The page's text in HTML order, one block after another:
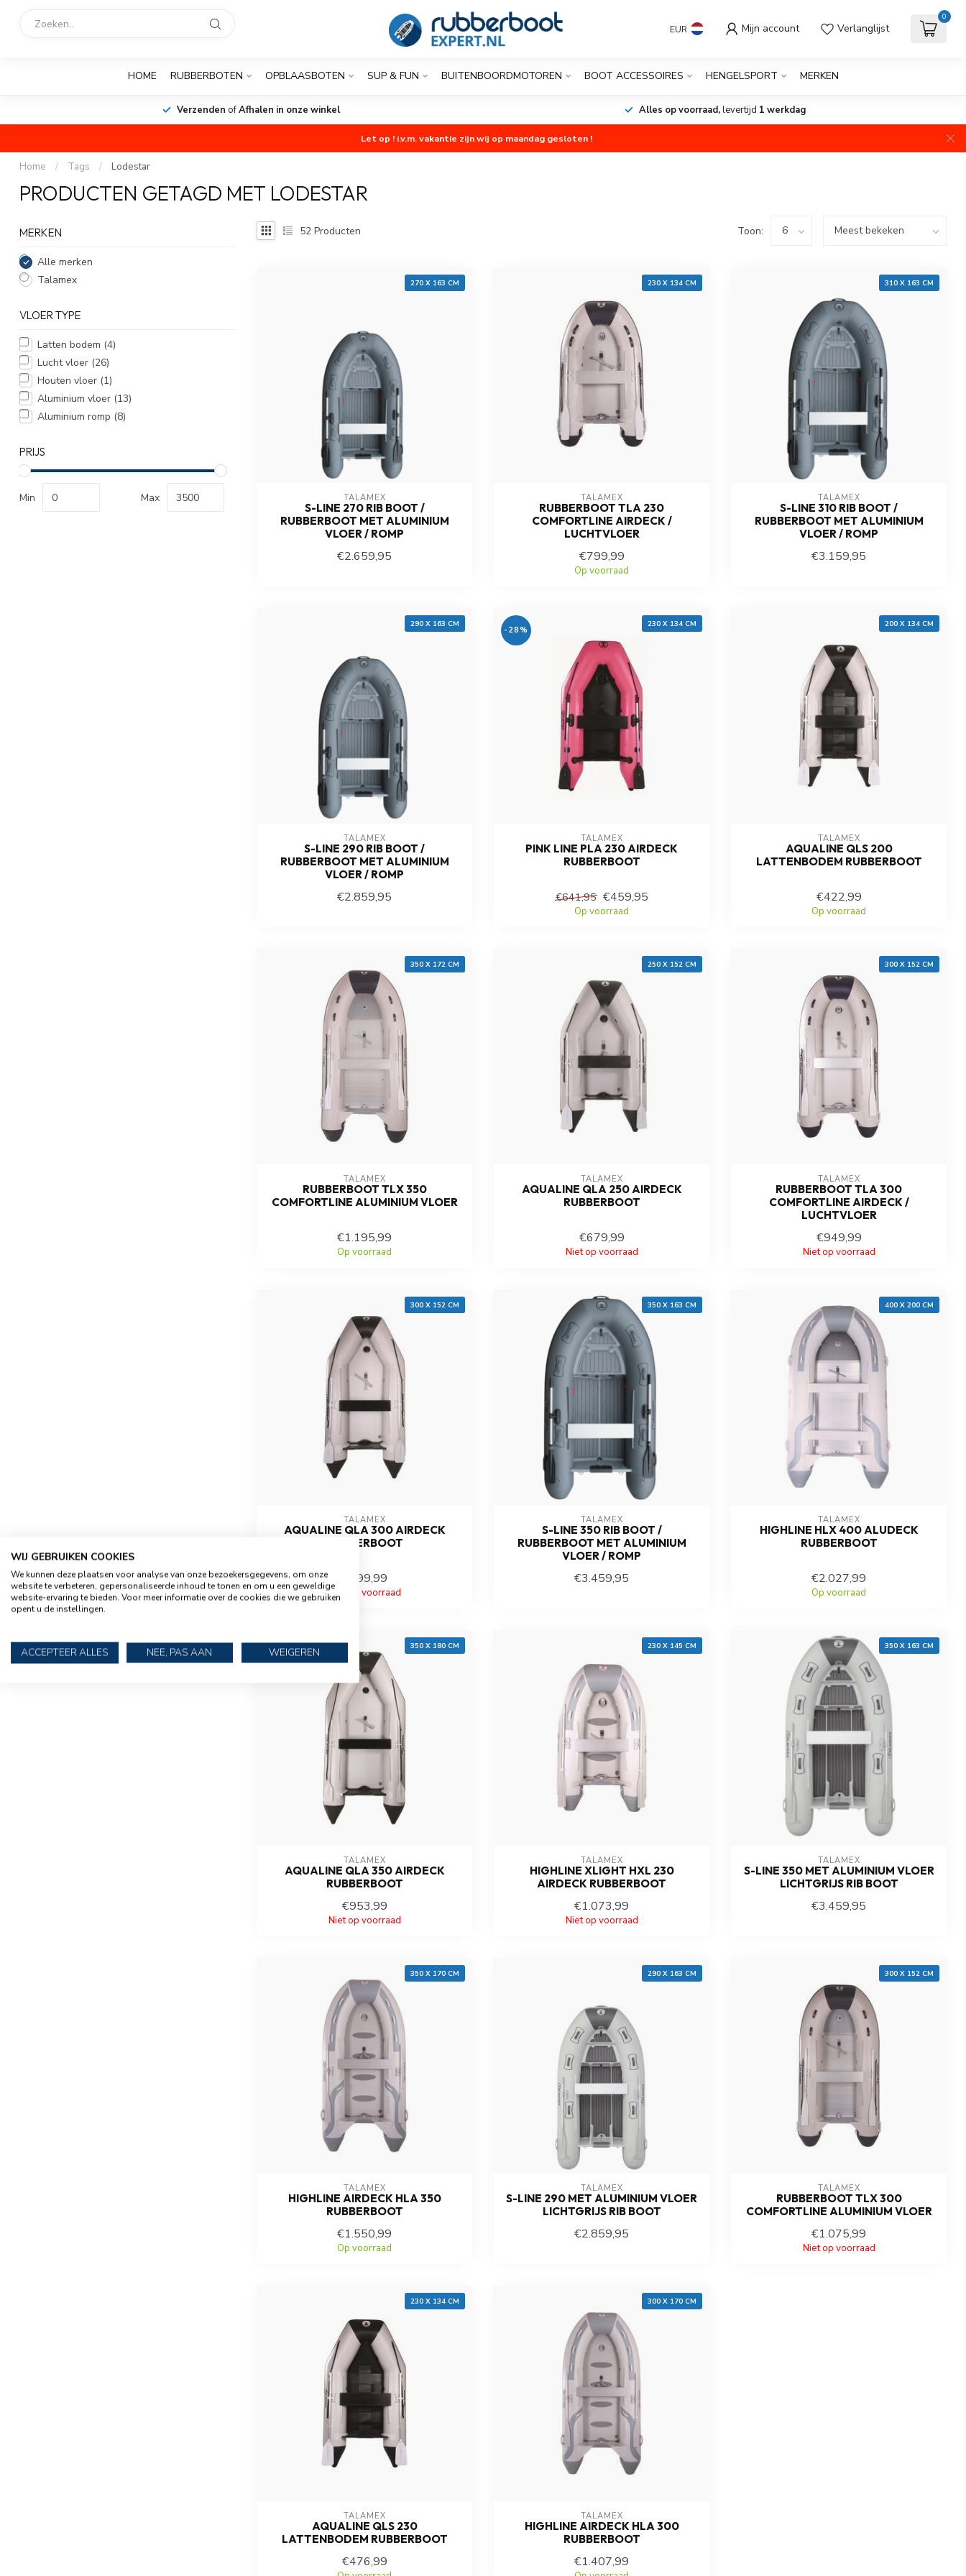
EUR Mijn account Verlanglijst
0
HOME RUBBERBOTEN OPBLAASBOTEN SUP & FUN BUITENBOORDMOTOREN BOOT ACCESSOIRES HENGELSPORT MERKEN
Verzenden ofAfhalen in onze winkel Alles op voorraad,levertijd 1 werkdag
Let op ! i.v.m. vakantie zijn wij op maandag gesloten !
Home / Tags / Lodestar
PRODUCTEN GETAGD MET LODESTAR
MERKEN
Alle merken
Talamex
VLOER TYPE
Latten bodem (4)
Lucht vloer (26)
Houten vloer (1)
Aluminium vloer (13)
Aluminium romp (8)
PRIJS
Min Max
52 Producten Toon:
270 X 163 CM
TALAMEX
S-LINE 270 RIB BOOT /
RUBBERBOOT MET ALUMINIUM
VLOER / ROMP
€2.659,95
230 X 134 CM
TALAMEX
RUBBERBOOT TLA 230
COMFORTLINE AIRDECK /
LUCHTVLOER
€799,99
Op voorraad
310 X 163 CM
TALAMEX
S-LINE 310 RIB BOOT /
RUBBERBOOT MET ALUMINIUM
VLOER / ROMP
€3.159,95
290 X 163 CM
TALAMEX
S-LINE 290 RIB BOOT /
RUBBERBOOT MET ALUMINIUM
VLOER / ROMP
€2.859,95
230 X 134 CM
-28%
TALAMEX
PINK LINE PLA 230 AIRDECK
RUBBERBOOT
€641,95 €459,95
Op voorraad
200 X 134 CM
TALAMEX
AQUALINE QLS 200
LATTENBODEM RUBBERBOOT
€422,99
Op voorraad
350 X 172 CM
TALAMEX
RUBBERBOOT TLX 350
COMFORTLINE ALUMINIUM VLOER
€1.195,99
Op voorraad
250 X 152 CM
TALAMEX
AQUALINE QLA 250 AIRDECK
RUBBERBOOT
€679,99
Niet op voorraad
300 X 152 CM
TALAMEX
RUBBERBOOT TLA 300
COMFORTLINE AIRDECK /
LUCHTVLOER
€949,99
Niet op voorraad
300 X 152 CM
TALAMEX
AQUALINE QLA 300 AIRDECK
RUBBERBOOT
€799,99
Niet op voorraad
350 X 163 CM
TALAMEX
S-LINE 350 RIB BOOT /
RUBBERBOOT MET ALUMINIUM
VLOER / ROMP
€3.459,95
400 X 200 CM
TALAMEX
HIGHLINE HLX 400 ALUDECK
RUBBERBOOT
€2.027,99
Op voorraad
350 X 180 CM
TALAMEX
AQUALINE QLA 350 AIRDECK
RUBBERBOOT
€953,99
Niet op voorraad
230 X 145 CM
TALAMEX
HIGHLINE XLIGHT HXL 230
AIRDECK RUBBERBOOT
€1.073,99
Niet op voorraad
350 X 163 CM
TALAMEX
S-LINE 350 MET ALUMINIUM VLOER
LICHTGRIJS RIB BOOT
€3.459,95
350 X 170 CM
TALAMEX
HIGHLINE AIRDECK HLA 350
RUBBERBOOT
€1.550,99
Op voorraad
290 X 163 CM
TALAMEX
S-LINE 290 MET ALUMINIUM VLOER
LICHTGRIJS RIB BOOT
€2.859,95
300 X 152 CM
TALAMEX
RUBBERBOOT TLX 300
COMFORTLINE ALUMINIUM VLOER
€1.075,99
Niet op voorraad
230 X 134 CM
TALAMEX
AQUALINE QLS 230
LATTENBODEM RUBBERBOOT
€476,99
300 X 170 CM
TALAMEX
HIGHLINE AIRDECK HLA 300
RUBBERBOOT
€1.407,99
WIJ GEBRUIKEN COOKIES
We kunnen deze plaatsen voor analyse van onze bezoekersgegevens, om onze
website te verbeteren, gepersonaliseerde inhoud te tonen en om u een geweldige
website-ervaring te bieden. Voor meer informatie over de cookies die we gebruiken
opent u de instellingen.
ACCEPTEER ALLES NEE, PAS AAN WEIGEREN